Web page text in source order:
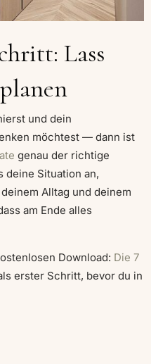
Lass
und dein
möchtest — dann ist
genau der richtige
deine Situation an,
Alltag und deinem
am Ende alles
Download: Die 7
erster Schritt, bevor du in